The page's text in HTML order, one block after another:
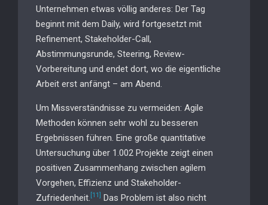
Unternehmen etwas völlig anderes: Der Tag
beginnt mit dem Daily, wird fortgesetzt mit
Refinement, Stakeholder-Call,
Abstimmungsrunde, Steering, Review-
Vorbereitung und endet dort, wo die eigentliche
Arbeit erst anfängt – am Abend.
Um Missverständnisse zu vermeiden: Agile
Methoden können sehr wohl zu besseren
Ergebnissen führen. Eine große quantitative
Untersuchung über 1.002 Projekte zeigt einen
positiven Zusammenhang zwischen agilem
Vorgehen, Effizienz und Stakeholder-
Zufriedenheit. [11] Das Problem ist also nicht